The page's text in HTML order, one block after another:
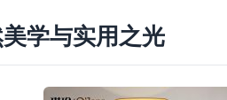
学与实用之光